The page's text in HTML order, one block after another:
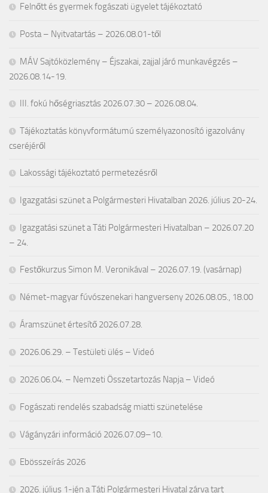
Felnőtt és gyermek fogászati ügyelet tájékoztató
Posta – Nyitvatartás – 2026.08.01-től
MÁV Sajtóközlemény – Éjszakai, zajjal járó munkavégzés –
2026.08.14-19.
III. fokú hőségriasztás 2026.07.30 – 2026.08.04.
Tájékoztatás könyvformátumú személyazonosító igazolvány
cseréjéről
Lakossági tájékoztató permetezésről
Igazgatási szünet a Polgármesteri Hivatalban 2026. július 20-24.
Igazgatási szünet a Táti Polgármesteri Hivatalban – 2026.07.20
– 24.
Festőkurzus Simon M. Veronikával – 2026.07.19. (vasárnap)
Német-magyar fúvószenekari hangverseny 2026.08.05., 18.00
Áramszünet értesítő 2026.07.28.
2026.06.29. – Testületi ülés – Videó
2026.06.04. – Nemzeti Összetartozás Napja – Videó
Fogászati rendelés szabadság miatti szünetelése
Vágányzári információ 2026.07.09–10.
Ebösszeírás 2026
2026. július 1-jén a Táti Polgármesteri Hivatal zárva tart